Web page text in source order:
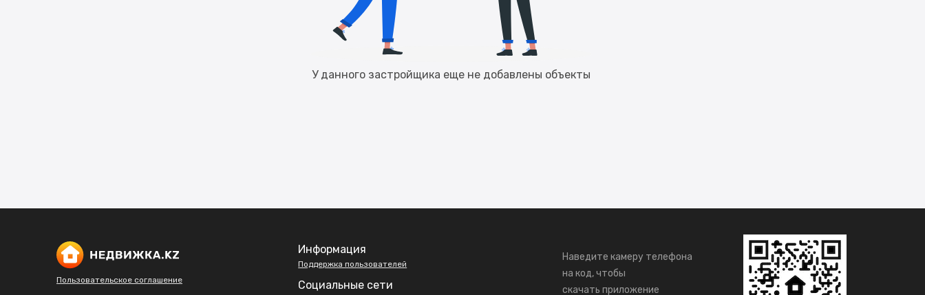
У данного застройщика еще не добавлены объекты
Пользовательское соглашение
Информация
Поддержка пользователей
Социальные сети
Наведите камеру телефона
на код, чтобы
скачать приложение